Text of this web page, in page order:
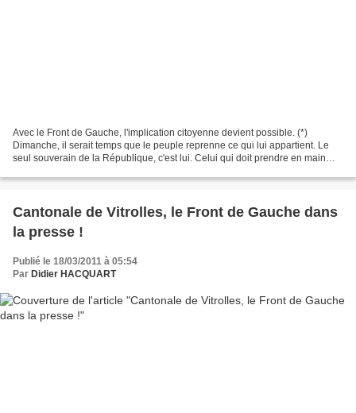
Avec le Front de Gauche, l'implication citoyenne devient possible. (*)
Dimanche, il serait temps que le peuple reprenne ce qui lui appartient. Le
seul souverain de la République, c'est lui. Celui qui doit prendre en main
Cantonale de Vitrolles, le Front de Gauche dans
la presse !
Publié le 18/03/2011 à 05:54
Par Didier HACQUART